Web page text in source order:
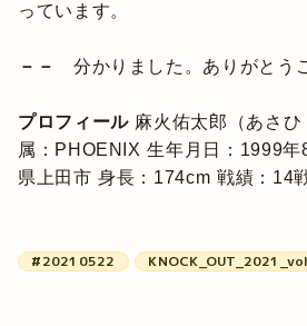
っています。
－－ 分かりました。ありがとう
プロフィール 麻火佑太郎（あさひ
属：PHOENIX 生年月日：1999年
県上田市 身長：174cm 戦績：14
#20210522